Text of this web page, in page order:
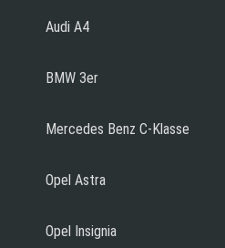
Audi A4
BMW 3er
Mercedes Benz C-Klasse
Opel Astra
Opel Insignia